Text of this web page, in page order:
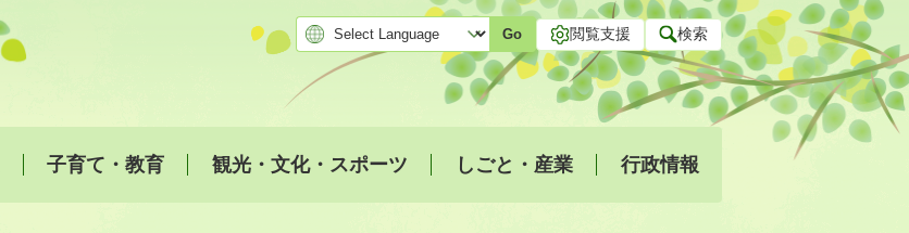
Go 閲覧支援 検索
子育て・教育 観光・文化・スポーツ しごと・産業 行政情報